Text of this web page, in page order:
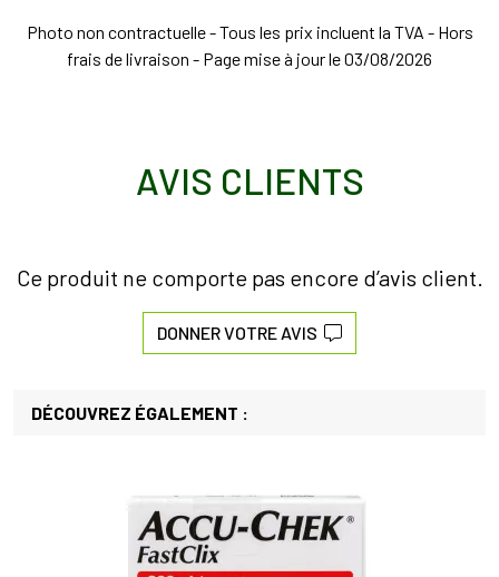
Photo non contractuelle - Tous les prix incluent la TVA - Hors
frais de livraison - Page mise à jour le 03/08/2026
AVIS CLIENTS
Ce produit ne comporte pas encore d’avis client.
DONNER VOTRE AVIS
DÉCOUVREZ ÉGALEMENT :